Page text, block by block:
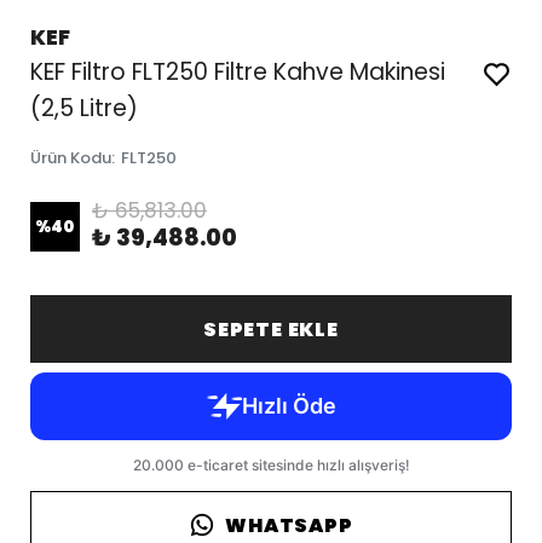
KEF
KEF Filtro FLT250 Filtre Kahve Makinesi
(2,5 Litre)
Ürün Kodu: FLT250
%40
₺ 65,813.00
₺ 39,488.00
SEPETE EKLE
WHATSAPP